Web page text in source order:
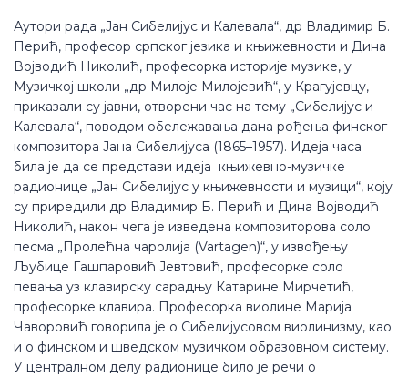
Аутори рада „Јан Сибелијус и Калевала“, др Владимир Б.
Перић, професор српског језика и књижевности и Дина
Војводић Николић, професорка историје музике, у
Музичкој школи „др Милоје Милојевић“, у Крагујевцу,
приказали су јавни, отворени час на тему „Сибелијус и
Калевала“, поводом обележавања дана рођења финског
композитора Јана Сибелијуса (1865–1957). Идеја часа
била је да се представи идеја књижевно-музичке
радионице „Јан Сибелијус у књижевности и музици“, коју
су приредили др Владимир Б. Перић и Дина Војводић
Николић, након чега је изведена композиторова соло
песма „Пролећна чаролија (Vartagen)“, у извођењу
Љубице Гашпаровић Јевтовић, професорке соло
певања уз клавирску сарадњу Катарине Мирчетић,
професорке клавира. Професорка виолине Марија
Чаворовић говорила је о Сибелијусовом виолинизму, као
и о финском и шведском музичком образовном систему.
У централном делу радионице било је речи о